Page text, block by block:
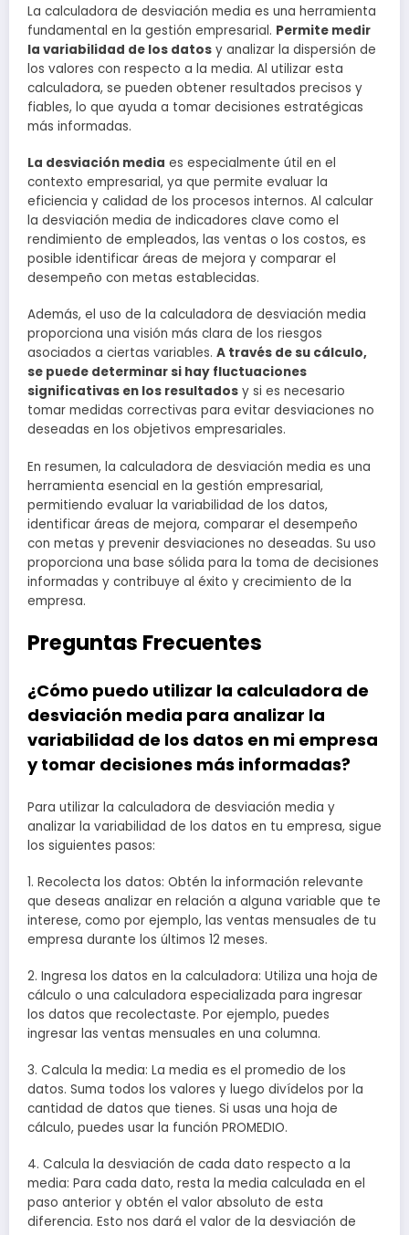
La calculadora de desviación media es una herramienta
fundamental en la gestión empresarial. Permite medir
la variabilidad de los datos y analizar la dispersión de
los valores con respecto a la media. Al utilizar esta
calculadora, se pueden obtener resultados precisos y
fiables, lo que ayuda a tomar decisiones estratégicas
más informadas.
La desviación media es especialmente útil en el
contexto empresarial, ya que permite evaluar la
eficiencia y calidad de los procesos internos. Al calcular
la desviación media de indicadores clave como el
rendimiento de empleados, las ventas o los costos, es
posible identificar áreas de mejora y comparar el
desempeño con metas establecidas.
Además, el uso de la calculadora de desviación media
proporciona una visión más clara de los riesgos
asociados a ciertas variables. A través de su cálculo,
se puede determinar si hay fluctuaciones
significativas en los resultados y si es necesario
tomar medidas correctivas para evitar desviaciones no
deseadas en los objetivos empresariales.
En resumen, la calculadora de desviación media es una
herramienta esencial en la gestión empresarial,
permitiendo evaluar la variabilidad de los datos,
identificar áreas de mejora, comparar el desempeño
con metas y prevenir desviaciones no deseadas. Su uso
proporciona una base sólida para la toma de decisiones
informadas y contribuye al éxito y crecimiento de la
empresa.
Preguntas Frecuentes
¿Cómo puedo utilizar la calculadora de
desviación media para analizar la
variabilidad de los datos en mi empresa
y tomar decisiones más informadas?
Para utilizar la calculadora de desviación media y
analizar la variabilidad de los datos en tu empresa, sigue
los siguientes pasos:
1. Recolecta los datos: Obtén la información relevante
que deseas analizar en relación a alguna variable que te
interese, como por ejemplo, las ventas mensuales de tu
empresa durante los últimos 12 meses.
2. Ingresa los datos en la calculadora: Utiliza una hoja de
cálculo o una calculadora especializada para ingresar
los datos que recolectaste. Por ejemplo, puedes
ingresar las ventas mensuales en una columna.
3. Calcula la media: La media es el promedio de los
datos. Suma todos los valores y luego divídelos por la
cantidad de datos que tienes. Si usas una hoja de
cálculo, puedes usar la función PROMEDIO.
4. Calcula la desviación de cada dato respecto a la
media: Para cada dato, resta la media calculada en el
paso anterior y obtén el valor absoluto de esta
diferencia. Esto nos dará el valor de la desviación de